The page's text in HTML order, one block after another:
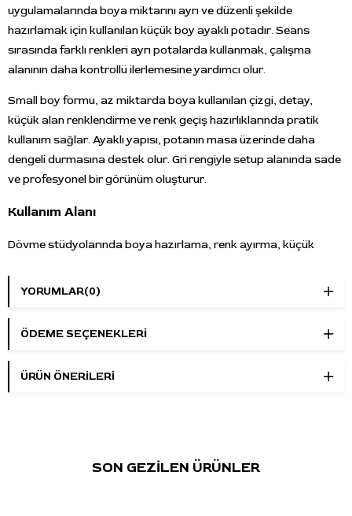
uygulamalarında boya miktarını ayrı ve düzenli şekilde
hazırlamak için kullanılan küçük boy ayaklı potadır. Seans
sırasında farklı renkleri ayrı potalarda kullanmak, çalışma
alanının daha kontrollü ilerlemesine yardımcı olur.
Small boy formu, az miktarda boya kullanılan çizgi, detay,
küçük alan renklendirme ve renk geçiş hazırlıklarında pratik
kullanım sağlar. Ayaklı yapısı, potanın masa üzerinde daha
dengeli durmasına destek olur. Gri rengiyle setup alanında sade
ve profesyonel bir görünüm oluşturur.
Kullanım Alanı
Dövme stüdyolarında boya hazırlama, renk ayırma, küçük
amacıyla kullanılabilir. 1000 adetlik paket içeriği, yoğun çalışan
Marka:AIM
Paket içeriği:1000 adet
YORUMLAR(0)
ÖDEME SEÇENEKLERI
ÜRÜN ÖNERILERI
SON GEZİLEN ÜRÜNLER